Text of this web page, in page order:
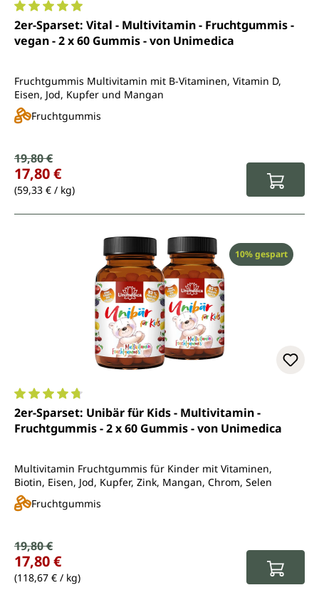
Durchschnittliche Bewertung von 4.9 von 5 Sternen
2er-Sparset: Vital - Multivitamin - Fruchtgummis -
vegan - 2 x 60 Gummis - von Unimedica
Fruchtgummis Multivitamin mit B-Vitaminen, Vitamin D,
Eisen, Jod, Kupfer und Mangan
Fruchtgummis
Verkaufspreis:
Regulärer Preis:
19,80 €
17,80 €
(59,33 € / kg)
Rabatt
10% gespart
Durchschnittliche Bewertung von 4.7 von 5 Sternen
2er-Sparset: Unibär für Kids - Multivitamin -
Fruchtgummis - 2 x 60 Gummis - von Unimedica
Multivitamin Fruchtgummis für Kinder mit Vitaminen,
Biotin, Eisen, Jod, Kupfer, Zink, Mangan, Chrom, Selen
Fruchtgummis
Verkaufspreis:
Regulärer Preis:
19,80 €
17,80 €
(118,67 € / kg)